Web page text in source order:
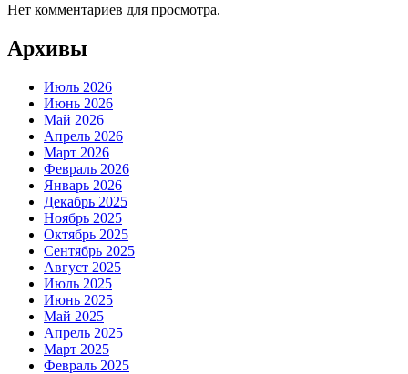
Нет комментариев для просмотра.
Архивы
Июль 2026
Июнь 2026
Май 2026
Апрель 2026
Март 2026
Февраль 2026
Январь 2026
Декабрь 2025
Ноябрь 2025
Октябрь 2025
Сентябрь 2025
Август 2025
Июль 2025
Июнь 2025
Май 2025
Апрель 2025
Март 2025
Февраль 2025